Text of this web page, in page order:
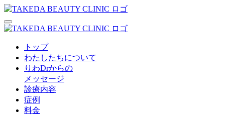
トップ
わたしたちについて
りわDrからの
メッセージ
診療内容
症例
料金